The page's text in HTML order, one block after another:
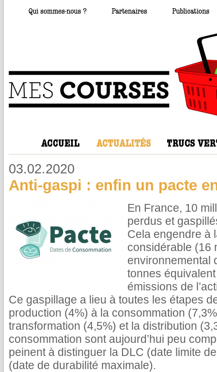
03.02.2020
Anti-gaspi : enfin un pacte
En France, 10
perdus et
Cela engendre à
considérable (16
environnemental
tonnes
émissions de
Ce gaspillage a lieu à toutes les étapes
production (4%) à la consommation
transformation (4,5%) et la distribution
consommation sont aujourd’hui peu
peinent à distinguer la DLC (date limite
(date de durabilité maximale).